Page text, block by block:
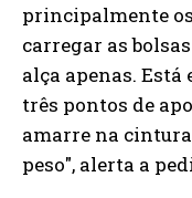
principalmente
carregar as
alça apenas.
três pontos de
amarre na
peso", alerta a